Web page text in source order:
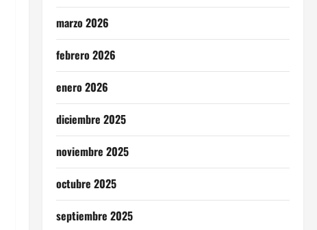
marzo 2026
febrero 2026
enero 2026
diciembre 2025
noviembre 2025
octubre 2025
septiembre 2025